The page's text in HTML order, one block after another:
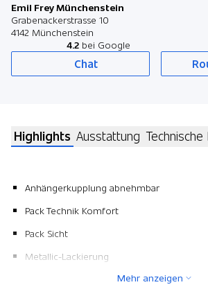
Emil Frey Münchenstein
Grabenackerstrasse 10
4142 Münchenstein
4.2 bei Google
Chat
Highlights Ausstattung
Anhängerkupplung abnehmbar
Pack Technik Komfort
Pack Sicht
Metallic-Lackierung
Panorama-Glasdach mit Sonnenschutz
Mehr anzeigen